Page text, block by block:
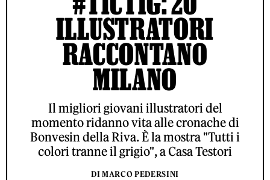
ILLUSTRATORI
RACCONTANO
MILANO
Il migliori giovani illustratori del
momento ridanno vita alle cronache di
Bonvesin della Riva. È la mostra "Tutti i
colori tranne il grigio", a Casa Testori
DI MARCO PEDERSINI